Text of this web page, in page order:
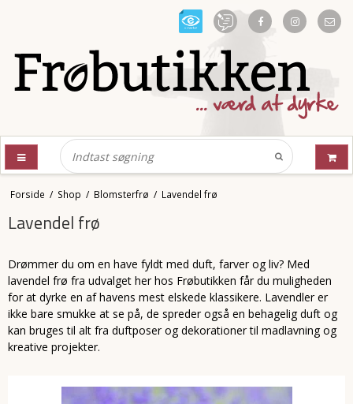
Forside / Shop / Blomsterfrø / Lavendel frø
Lavendel frø
Drømmer du om en have fyldt med duft, farver og liv? Med
lavendel frø fra udvalget her hos Frøbutikken får du muligheden
for at dyrke en af havens mest elskede klassikere. Lavendler er
ikke bare smukke at se på, de spreder også en behagelig duft og
kan bruges til alt fra duftposer og dekorationer til madlavning og
kreative projekter.